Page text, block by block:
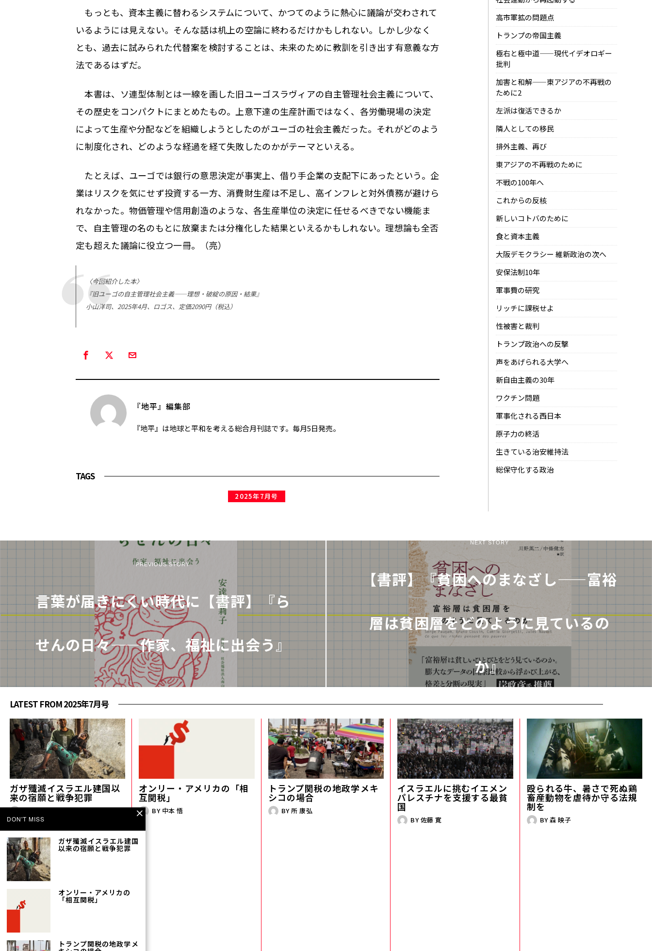
もっとも、資本主義に替わるシステムについて、かつてのように熱心に議論が交わされて
いるようには見えない。そんな話は机上の空論に終わるだけかもしれない。しかし少なく
とも、過去に試みられた代替案を検討することは、未来のために教訓を引き出す有意義な方
法であるはずだ。
本書は、ソ連型体制とは一線を画した旧ユーゴスラヴィアの自主管理社会主義について、
その歴史をコンパクトにまとめたもの。上意下達の生産計画ではなく、各労働現場の決定
によって生産や分配などを組織しようとしたのがユーゴの社会主義だった。それがどのよう
に制度化され、どのような経過を経て失敗したのかがテーマといえる。
たとえば、ユーゴでは銀行の意思決定が事実上、借り手企業の支配下にあったという。企
業はリスクを気にせず投資する一方、消費財生産は不足し、高インフレと対外債務が避けら
れなかった。物価管理や信用創造のような、各生産単位の決定に任せるべきでない機能ま
で、自主管理の名のもとに放棄または分権化した結果といえるかもしれない。理想論も全否
定も超えた議論に役立つ一冊。（亮）
〈今回紹介した本〉
『旧ユーゴの自主管理社会主義——理想・破綻の原因・結果』
小山洋司、2025年4月、ロゴス、定価2090円（税込）
『地平』編集部
『地平』は地球と平和を考える総合月刊誌です。毎月5日発売。
TAGS
2025年7月号
高市軍拡の問題点
トランプの帝国主義
極右と極中道——現代イデオロギー
批判
加害と和解——東アジアの不再戦の
ために2
左派は復活できるか
隣人としての移民
排外主義、再び
東アジアの不再戦のために
不戦の100年へ
これからの反核
新しいコトバのために
食と資本主義
大阪デモクラシー 維新政治の次へ
安保法制10年
軍事費の研究
リッチに課税せよ
性被害と裁判
トランプ政治への反撃
声をあげられる大学へ
新自由主義の30年
ワクチン問題
軍事化される西日本
原子力の終活
生きている治安維持法
総保守化する政治
PREVIOUS STORY
言葉が届きにくい時代に【書評】『ら
せんの日々——作家、福祉に出会う』
NEXT STORY
【書評】『貧困へのまなざし——富裕
層は貧困層をどのように見ているの
か』
LATEST FROM 2025年7月号
ガザ殲滅――イスラエル建国以
来の宿願と戦争犯罪
オンリー・アメリカの「相
互関税」
BY 中本 悟
トランプ関税の地政学――メキ
シコの場合
BY所 康弘
イスラエルに挑むイエメン――
パレスチナを支援する最貧
国
BY佐藤 寛
殴られる牛、暑さで死ぬ鶏――
畜産動物を虐待か守る法規
制を
BY森 映子
置き去りにされる少女たち
DON'T MISS
ガザ殲滅――イスラエル建国
以来の宿願と戦争犯罪
オンリー・アメリカの
「相互関税」
トランプ関税の地政学――メ